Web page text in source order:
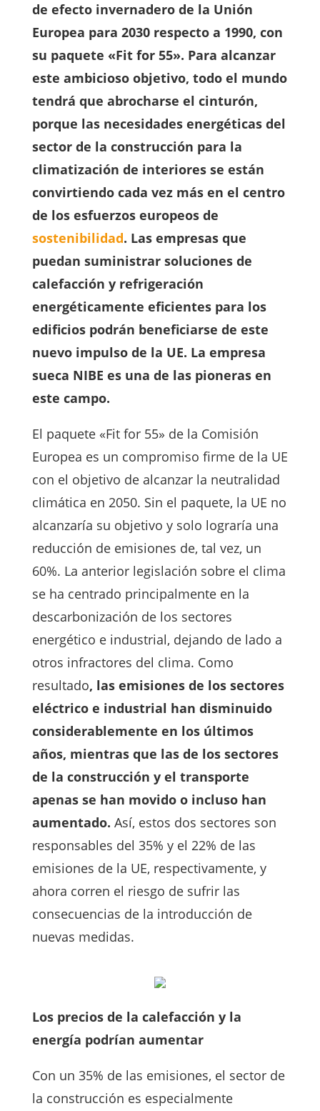
de efecto invernadero de la Unión
Europea para 2030 respecto a 1990, con
su paquete «Fit for 55». Para alcanzar
este ambicioso objetivo, todo el mundo
tendrá que abrocharse el cinturón,
porque las necesidades energéticas del
sector de la construcción para la
climatización de interiores se están
convirtiendo cada vez más en el centro
de los esfuerzos europeos de
sostenibilidad. Las empresas que
puedan suministrar soluciones de
calefacción y refrigeración
energéticamente eficientes para los
edificios podrán beneficiarse de este
nuevo impulso de la UE. La empresa
sueca NIBE es una de las pioneras en
este campo.
El paquete «Fit for 55» de la Comisión
Europea es un compromiso firme de la UE
con el objetivo de alcanzar la neutralidad
climática en 2050. Sin el paquete, la UE no
alcanzaría su objetivo y solo lograría una
reducción de emisiones de, tal vez, un
60%. La anterior legislación sobre el clima
se ha centrado principalmente en la
descarbonización de los sectores
energético e industrial, dejando de lado a
otros infractores del clima. Como
resultado, las emisiones de los sectores
eléctrico e industrial han disminuido
considerablemente en los últimos
años, mientras que las de los sectores
de la construcción y el transporte
apenas se han movido o incluso han
aumentado. Así, estos dos sectores son
responsables del 35% y el 22% de las
emisiones de la UE, respectivamente, y
ahora corren el riesgo de sufrir las
consecuencias de la introducción de
nuevas medidas.
Los precios de la calefacción y la
energía podrían aumentar
Con un 35% de las emisiones, el sector de
la construcción es especialmente